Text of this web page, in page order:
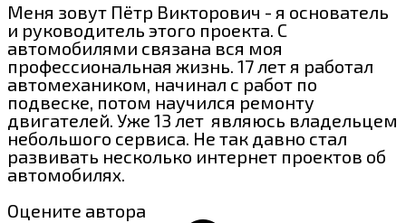
Меня зовут Пётр Викторович - я основатель
и руководитель этого проекта. С
автомобилями связана вся моя
профессиональная жизнь. 17 лет я работал
автомехаником, начинал с работ по
подвеске, потом научился ремонту
двигателей. Уже 13 лет являюсь владельцем
небольшого сервиса. Не так давно стал
развивать несколько интернет проектов об
автомобилях.
Оцените автора